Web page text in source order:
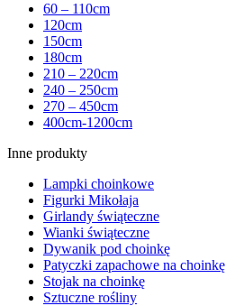
60 – 110cm
120cm
150cm
180cm
210 – 220cm
240 – 250cm
270 – 450cm
400cm-1200cm
Inne produkty
Lampki choinkowe
Figurki Mikołaja
Girlandy świąteczne
Wianki świąteczne
Dywanik pod choinkę
Patyczki zapachowe na choinkę
Stojak na choinkę
Sztuczne rośliny